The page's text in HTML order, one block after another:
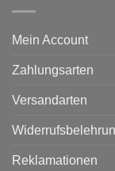
Mein Account
Zahlungsarten
Versandarten
Reklamationen